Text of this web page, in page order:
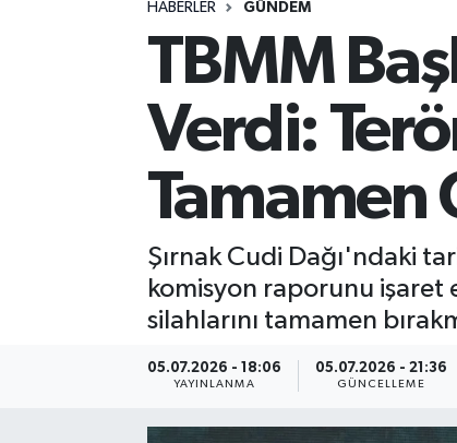
HABERLER GÜNDEM
TBMM
Verdi:
Tamamen
Şırnak Cudi Dağı'ndaki
komisyon raporunu işaret
silahlarını tamamen
05.07.2026 - 18:06
YAYINLANMA
05.07.2026 - 21:36
GÜNCELLEME